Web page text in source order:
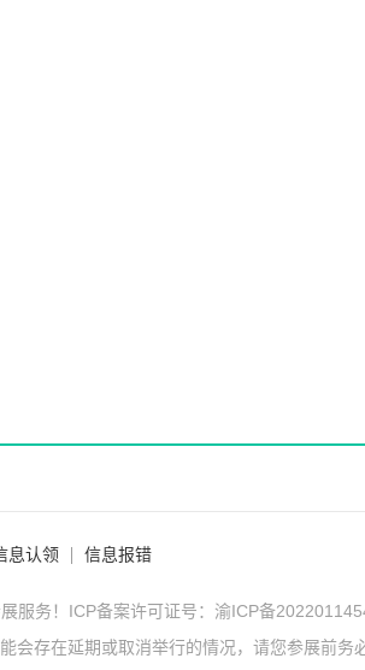
息认领 信息报错
服务！ICP备案许可证号： 渝ICP备
存在延期或取消举行的情况，请您参展前务